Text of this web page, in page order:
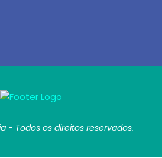
- Todos os direitos reservados.